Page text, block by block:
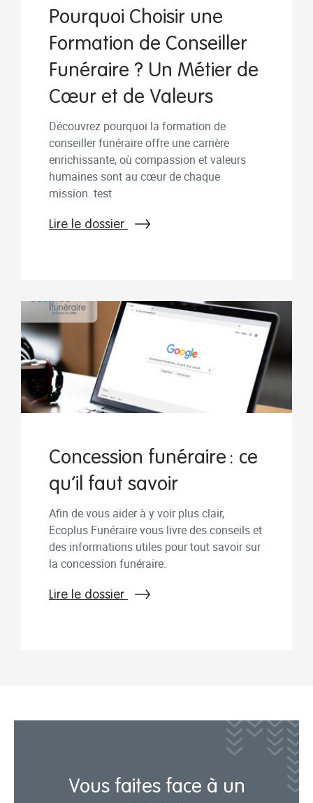
Pourquoi Choisir une
Formation de Conseiller
Funéraire ? Un Métier de
Cœur et de Valeurs
Découvrez pourquoi la formation de
conseiller funéraire offre une carrière
enrichissante, où compassion et valeurs
humaines sont au cœur de chaque
mission. test
Lire le dossier
Concession funéraire : ce
qu’il faut savoir
Afin de vous aider à y voir plus clair,
Ecoplus Funéraire vous livre des conseils et
des informations utiles pour tout savoir sur
la concession funéraire.
Lire le dossier
Vous faites face à un